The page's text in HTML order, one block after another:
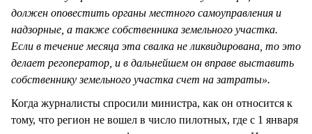
должен оповестить органы местного самоуправления и
надзорные, а также собственника земельного участка.
Если в течение месяца эта свалка не ликвидирована, то это
делает регоператор, и в дальнейшем он вправе выставить
собственнику земельного участка счет на затраты».
Когда журналисты спросили министра, как он относится к
тому, что регион не вошел в число пилотных, где с 1 января